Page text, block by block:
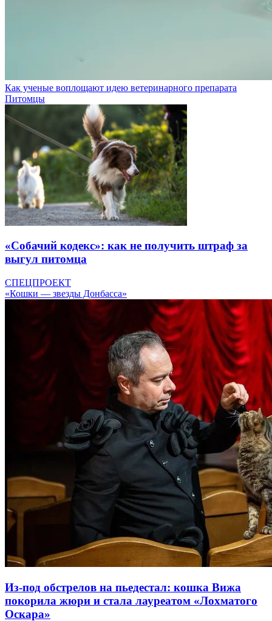
Как ученые воплощают идею ветеринарного препарата
Питомцы
«Собачий кодекс»: как не получить штраф за
выгул питомца
СПЕЦПРОЕКТ
«Кошки — звезды Донбасса»
Из-под обстрелов на пьедестал: кошка Вижа
покорила жюри и стала лауреатом «Лохматого
Оскара»